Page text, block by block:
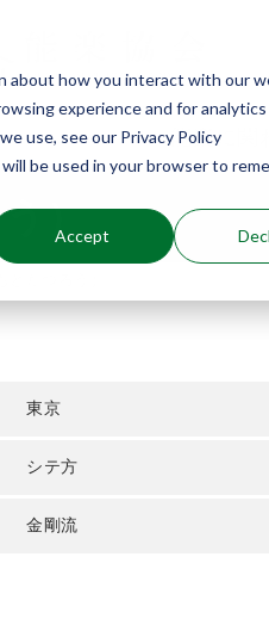
about how you interact with our
experience and for
use, see our Privacy Policy
be used in your browser to
Accept
能楽に関
）
東京
シテ方
金剛流